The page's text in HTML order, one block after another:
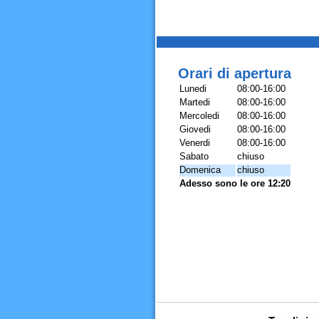
Orari di apertura
Lunedi
08:00-16:00
Martedi
08:00-16:00
Mercoledi
08:00-16:00
Giovedi
08:00-16:00
Venerdi
08:00-16:00
Sabato
chiuso
Domenica
chiuso
Adesso sono le ore 12:20